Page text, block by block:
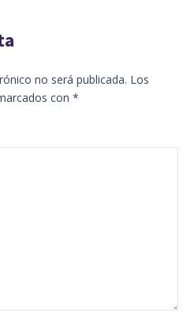
no será publicada. Los
con *